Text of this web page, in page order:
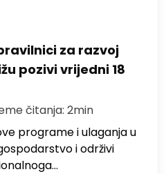
za razvoj
pozivi vrijedni 18
čitanja: 2min
programe i ulaganja u
i održivi